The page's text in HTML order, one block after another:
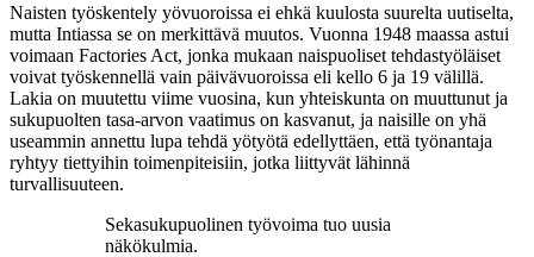
Naisten työskentely yövuoroissa ei ehkä kuulosta suurelta uutiselta,
mutta Intiassa se on merkittävä muutos. Vuonna 1948 maassa astui
voimaan Factories Act, jonka mukaan naispuoliset tehdastyöläiset
voivat työskennellä vain päivävuoroissa eli kello 6 ja 19 välillä.
Lakia on muutettu viime vuosina, kun yhteiskunta on muuttunut ja
sukupuolten tasa-arvon vaatimus on kasvanut, ja naisille on yhä
useammin annettu lupa tehdä yötyötä edellyttäen, että työnantaja
ryhtyy tiettyihin toimenpiteisiin, jotka liittyvät lähinnä
turvallisuuteen.
Sekasukupuolinen työvoima tuo uusia
näkökulmia.